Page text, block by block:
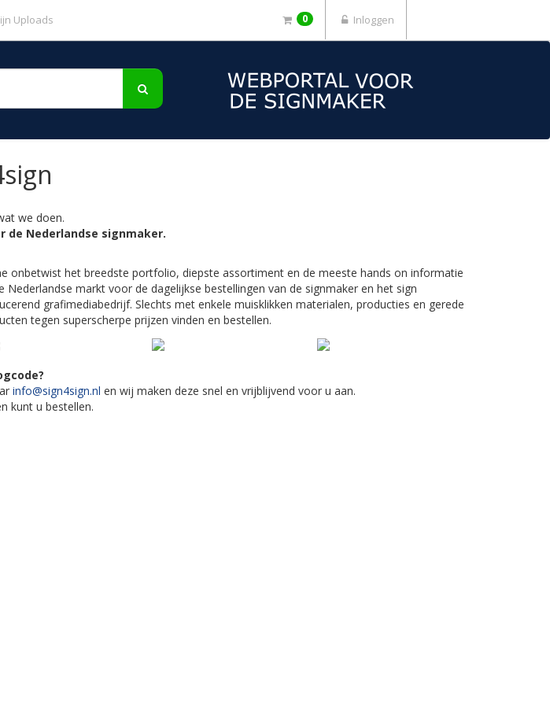
Uploads 0 Inloggen
we doen.
Nederlandse signmaker.
onbetwist het breedste portfolio, diepste assortiment en de meeste hands on informatie
Nederlandse markt voor de dagelijkse bestellingen van de signmaker en het sign
grafimediabedrijf. Slechts met enkele muisklikken materialen, producties en gerede
tegen superscherpe prijzen vinden en bestellen.
info@sign4sign.nl en wij maken deze snel en vrijblijvend voor u aan.
kunt u bestellen.